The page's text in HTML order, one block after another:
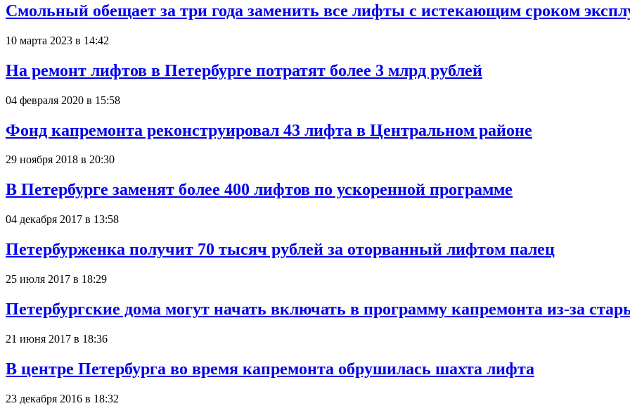
Смольный обещает за три года заменить все лифты с истекающим сроком
10 марта 2023 в 14:42
На ремонт лифтов в Петербурге потратят более 3 млрд рублей
04 февраля 2020 в 15:58
Фонд капремонта реконструировал 43 лифта в Центральном районе
29 ноября 2018 в 20:30
В Петербурге заменят более 400 лифтов по ускоренной программе
04 декабря 2017 в 13:58
Петербурженка получит 70 тысяч рублей за оторванный лифтом палец
25 июля 2017 в 18:29
Петербургские дома могут начать включать в программу капремонта из-за
21 июня 2017 в 18:36
В центре Петербурга во время капремонта обрушилась шахта лифта
23 декабря 2016 в 18:32